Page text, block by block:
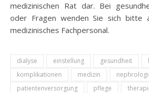
medizinischen Rat dar. Bei
oder Fragen wenden Sie sich bitte
medizinisches Fachpersonal.
dialyse einstellung gesundheit
komplikationen
medizin
patientenversorgung
pflege